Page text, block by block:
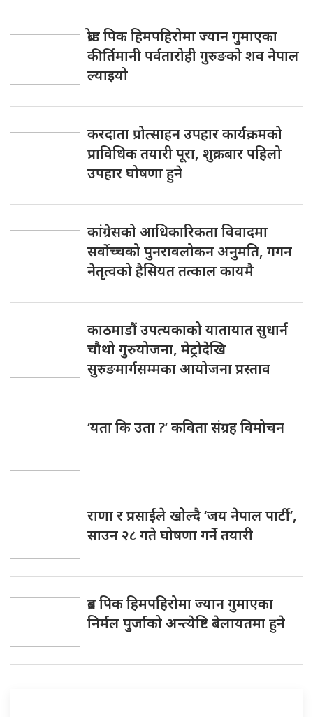
ब्रोड पिक हिमपहिरोमा ज्यान गुमाएका
कीर्तिमानी पर्वतारोही गुरुङको शव नेपाल
ल्याइयो
करदाता प्रोत्साहन उपहार कार्यक्रमको
प्राविधिक तयारी पूरा, शुक्रबार पहिलो
उपहार घोषणा हुने
कांग्रेसको आधिकारिकता विवादमा
सर्वोच्चको पुनरावलोकन अनुमति, गगन
नेतृत्वको हैसियत तत्काल कायमै
काठमाडौं उपत्यकाको यातायात सुधार्न
चौथो गुरुयोजना, मेट्रोदेखि
सुरुङमार्गसम्मका आयोजना प्रस्ताव
‘यता कि उता ?’ कविता संग्रह विमोचन
राणा र प्रसाईंले खोल्दै ‘जय नेपाल पार्टी’,
साउन २८ गते घोषणा गर्ने तयारी
ब्रड पिक हिमपहिरोमा ज्यान गुमाएका
निर्मल पुर्जाको अन्त्येष्टि बेलायतमा हुने